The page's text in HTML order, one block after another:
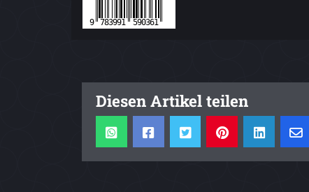
Diesen Artikel teilen